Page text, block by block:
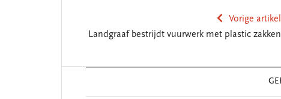
Vorige artikel
Landgraaf bestrijdt vuurwerk met plastic zakken